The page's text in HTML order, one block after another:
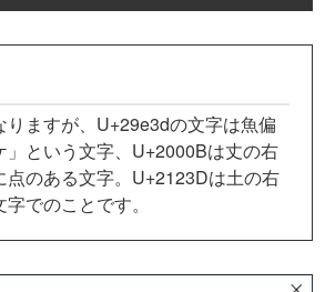
ますが、U+29e3dの文字は魚偏
」という文字、U+2000Bは丈の右
点のある文字。U+2123Dは土の右
でのことです。